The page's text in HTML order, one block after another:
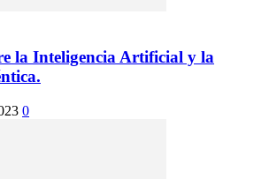
la Inteligencia Artificial y la
0